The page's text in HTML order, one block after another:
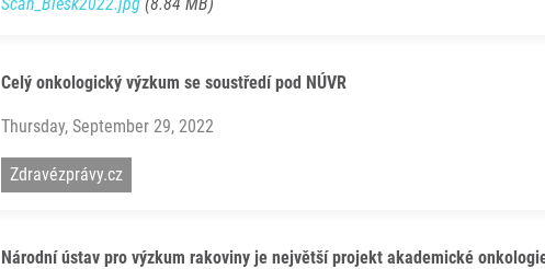
Celý onkologický výzkum se soustředí pod NÚVR
Thursday, September 29, 2022
Zdravézprávy.cz
Národní ústav pro výzkum rakoviny je největší projekt akademické